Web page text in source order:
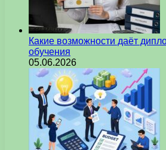
Какие возможности даёт
обучения
05.06.2026